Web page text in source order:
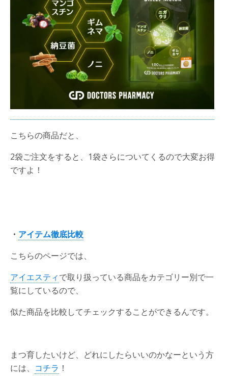
こちらの商品だと、
2袋ご注文をすると、1袋さらについてくるので大変お得
ですよ！
・ アイテム徹底比較
こちらのページでは、
アイエスティで取り扱っている商品をカテゴリー別で一
覧にしているので、
似た商品を比較してチェックすることができるんです。
まつ育したいけど、どれにしたらいいのかなーという方
には、 コチラ ！